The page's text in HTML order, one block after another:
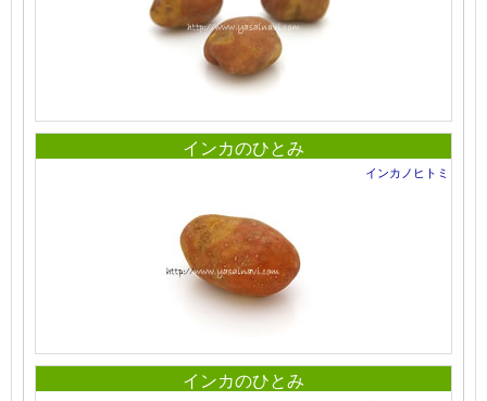
インカのひとみ
インカノヒトミ
インカのひとみ